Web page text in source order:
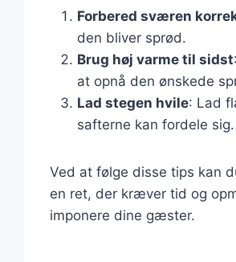
Forbered sværen
den bliver sprød.
Brug høj varme til sidst
at opnå den ønskede
Lad stegen hvile: Lad
safterne kan fordele sig.
Ved at følge disse tips kan
en ret, der kræver tid og
imponere dine gæster.